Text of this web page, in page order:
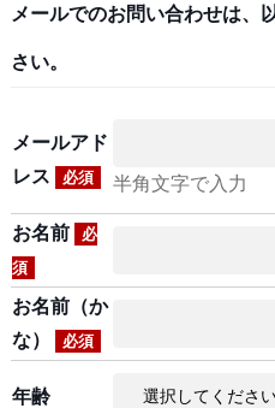
メールでのお問い合わせは、
さい。
メールアド
レス
必須 半角文字で入力
お名前
必
須
お名前（か
な）
必須
年齢